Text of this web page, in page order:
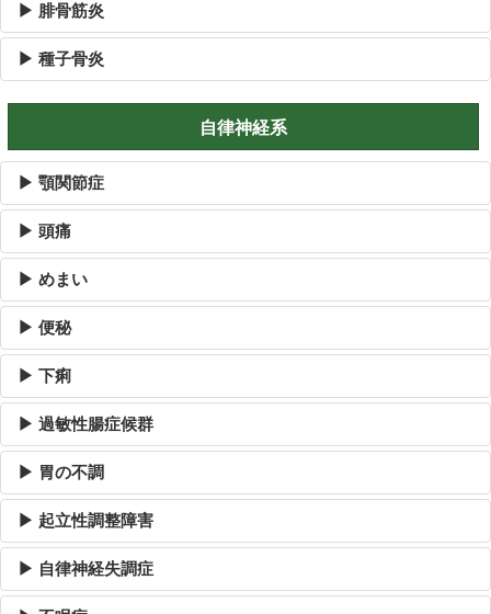
▶ 腓骨筋炎
▶ 種子骨炎
自律神経系
▶ 顎関節症
▶ 頭痛
▶ めまい
▶ 便秘
▶ 下痢
▶ 過敏性腸症候群
▶ 胃の不調
▶ 起立性調整障害
▶ 自律神経失調症